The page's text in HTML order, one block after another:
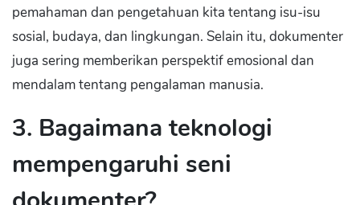
pemahaman dan pengetahuan kita tentang isu-isu
sosial, budaya, dan lingkungan. Selain itu, dokumenter
juga sering memberikan perspektif emosional dan
mendalam tentang pengalaman manusia.
3. Bagaimana teknologi
mempengaruhi seni